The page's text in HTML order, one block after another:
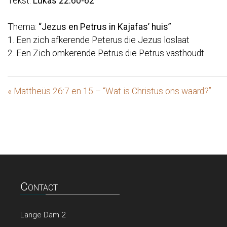
Thema: “Jezus en Petrus in Kajafas’ huis”
1. Een zich afkerende Peterus die Jezus loslaat
2. Een Zich omkerende Petrus die Petrus vasthoudt
« Mattheüs 26:7 en 15 – “Wat is Christus ons waard?”
Contact
Lange Dam 2